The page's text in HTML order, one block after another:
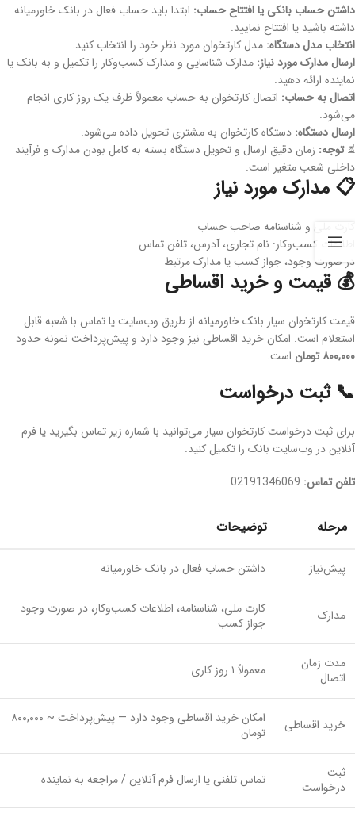
داشتن حساب بانکی یا افتتاح حساب: ابتدا باید حساب فعال در بانک خاورمیانه
داشته باشید یا افتتاح نمایید.
انتخاب مدل دستگاه: مدل کارتخوان مورد نظر خود را انتخاب کنید.
ارسال مدارک مورد نیاز: مدارک شناسایی و مدارک کسب‌وکار را تکمیل و به بانک یا
نماینده ارائه دهید.
اتصال به حساب: اتصال کارتخوان به حساب معمولاً ظرف یک روز کاری انجام
می‌شود.
ارسال دستگاه: دستگاه کارتخوان به مشتری تحویل داده می‌شود.
⏳توجه: زمان دقیق ارسال و تحویل دستگاه بسته به کامل بودن مدارک و فرآیند
داخلی شعب متغیر است.
📋 مدارک مورد نیاز
کارت ملی و شناسنامه صاحب حساب
اطلاعات کسب‌وکار: نام تجاری، آدرس، تلفن تماس
در صورت وجود، جواز کسب یا مدارک مرتبط
💰 قیمت و خرید اقساطی
قیمت کارتخوان سیار بانک خاورمیانه از طریق وب‌سایت یا تماس با شعبه قابل
استعلام است. امکان خرید اقساطی نیز وجود دارد و پیش‌پرداخت نمونه حدود
۸۰۰,۰۰۰ تومان
است.
📞 ثبت درخواست
برای ثبت درخواست کارتخوان سیار می‌توانید با شماره زیر تماس بگیرید یا فرم
آنلاین در وب‌سایت بانک را تکمیل کنید.
تلفن تماس:
مرحله توضیحات
پیش‌نیاز داشتن حساب فعال در بانک خاورمیانه
مدارک
کارت ملی، شناسنامه، اطلاعات کسب‌وکار، در صورت وجود
جواز کسب
مدت زمان
اتصال
معمولاً ۱ روز کاری
خرید اقساطی
امکان خرید اقساطی وجود دارد — پیش‌پرداخت ~ ۸۰۰,۰۰۰
تومان
ثبت
درخواست
تماس تلفنی یا ارسال فرم آنلاین / مراجعه به نماینده